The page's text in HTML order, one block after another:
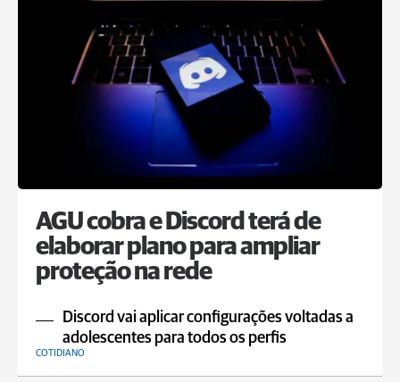
AGU cobra e Discord terá de
elaborar plano para ampliar
proteção na rede
Discord vai aplicar configurações voltadas a
adolescentes para todos os perfis
COTIDIANO